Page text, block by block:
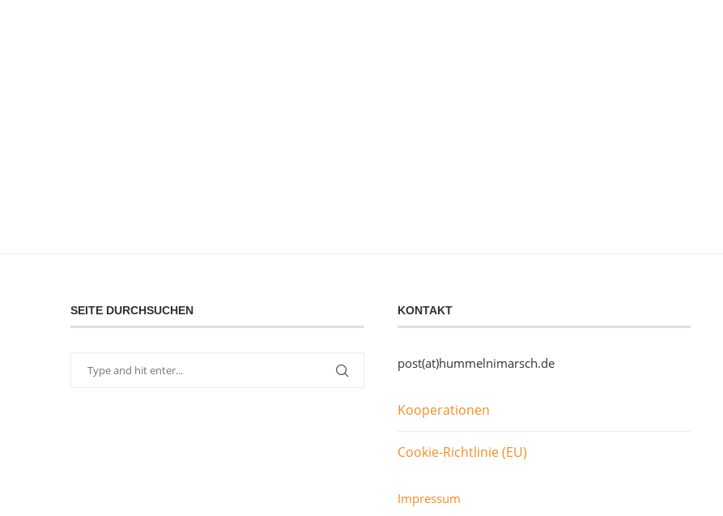
SEITE DURCHSUCHEN KONTAKT
post(at)hummelnimarsch.de
Kooperationen
Cookie-Richtlinie (EU)
Impressum